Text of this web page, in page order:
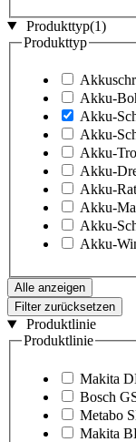
Produkttyp(1)
Produkttyp
Akku-
Akku-
Akku-
Akku-
Akku-
Akku-
Akku-
Akku-
Akku-
Alle anzeigen
Filter zurücksetzen
Produktlinie
Produktlinie
Makita
Bosch
Metabo
Makita